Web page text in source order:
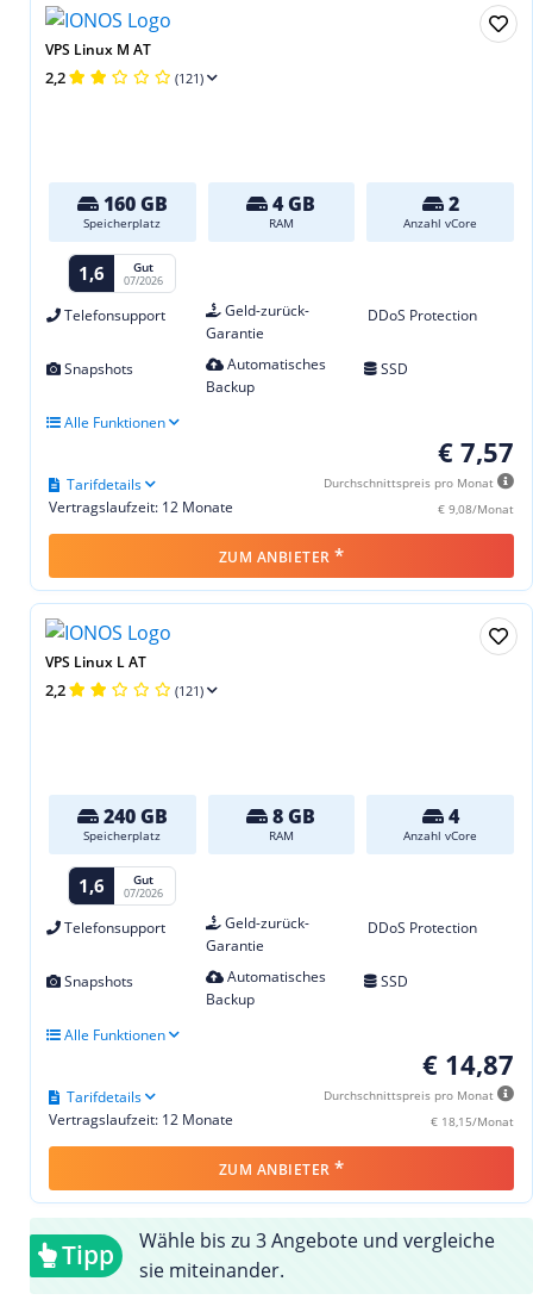
VPS Linux M AT
2,2 (121)
160 GB
Speicherplatz
4 GB
RAM
2
Anzahl vCore
1,6 Gut
07/2026
Telefonsupport
Geld-zurück-
Garantie
DDoS Protection
Snapshots
Automatisches
Backup
SSD
Alle Funktionen
€ 7,57
Durchschnittspreis pro Monat
€ 9,08/Monat
Vertragslaufzeit: 12 Monate
Tarifdetails
ZUM ANBIETER *
VPS Linux L AT
2,2 (121)
240 GB
Speicherplatz
8 GB
RAM
4
Anzahl vCore
1,6 Gut
07/2026
Telefonsupport
Geld-zurück-
Garantie
DDoS Protection
Snapshots
Automatisches
Backup
SSD
Alle Funktionen
€ 14,87
Durchschnittspreis pro Monat
€ 18,15/Monat
Vertragslaufzeit: 12 Monate
Tarifdetails
ZUM ANBIETER *
Tipp
Wähle bis zu 3 Angebote und vergleiche
sie miteinander.